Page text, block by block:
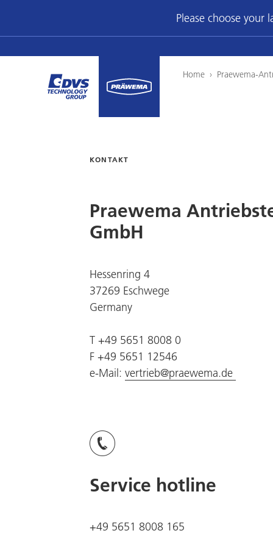
Please choose your
Home › Praewema-
KONTAKT
Praewema
GmbH
Hessenring 4
37269 Eschwege
Germany
T +49 5651 8008 0
F +49 5651 12546
e-Mail: vertrieb@praewema.de
Service hotline
+49 5651 8008 165